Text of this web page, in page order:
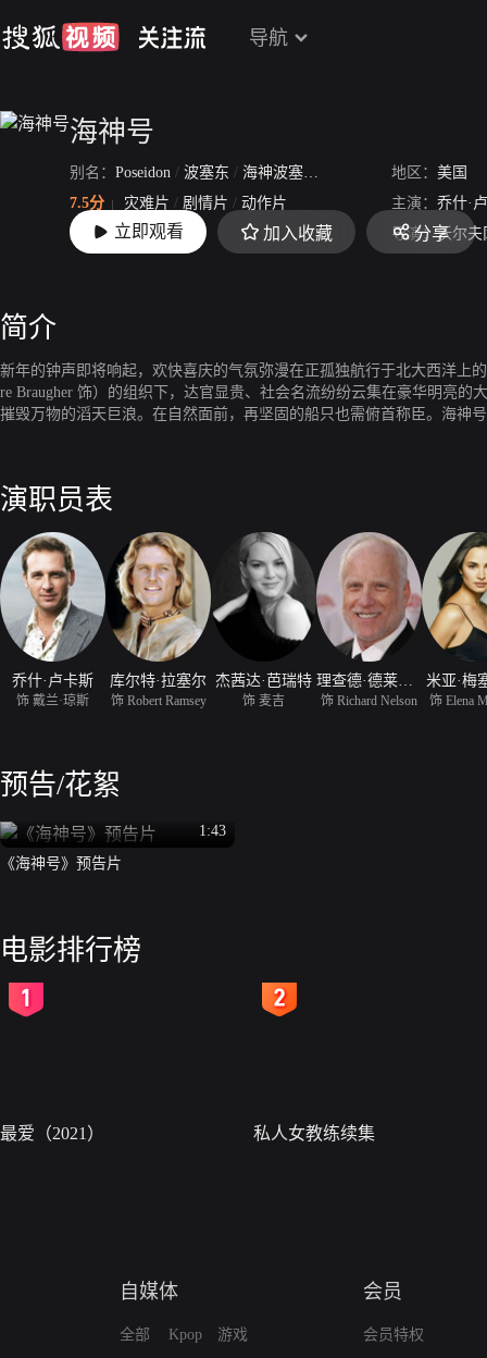
导航
海神号
别名： Poseidon / 波塞东 / 海神波塞冬号 海神号历险记
地区： 美国
7.5分
灾难片 / 剧情片 / 动作片 主演： 乔什·
上映：2006-06-02 导演：沃尔夫
立即观看 加入收藏 分享
简介
新年的钟声即将响起，欢快喜庆的气氛弥漫在正孤独航行于北大西洋上
re Braugher 饰）的组织下，达官显贵、社会名流纷纷云集在豪华明亮
摧毁万物的滔天巨浪。在自然面前，再坚固的船只也需俯首称臣。海神
演职员表
乔什·卢卡斯
饰 戴兰·琼斯
库尔特·拉塞尔
饰 Robert Ramsey
杰茜达·芭瑞特
饰 麦吉 饰 Richard Nelson
米亚·梅
饰 Elena
预告/花絮
1:43
《海神号》预告片
电影排行榜
最爱（2021） 私人女教练续集
自媒体
全部
Kpop
游戏
会员
会员特权